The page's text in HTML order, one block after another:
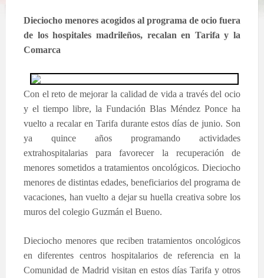
Dieciocho menores acogidos al programa de ocio fuera
de los hospitales madrileños, recalan en Tarifa y la
Comarca
Con el reto de mejorar la calidad de vida a través del ocio
y el tiempo libre, la Fundación Blas Méndez Ponce ha
vuelto a recalar en Tarifa durante estos días de junio. Son
ya quince años programando actividades
extrahospitalarias para favorecer la recuperación de
menores sometidos a tratamientos oncológicos. Dieciocho
menores de distintas edades, beneficiarios del programa de
vacaciones, han vuelto a dejar su huella creativa sobre los
muros del colegio Guzmán el Bueno.
Dieciocho menores que reciben tratamientos oncológicos
en diferentes centros hospitalarios de referencia en la
Comunidad de Madrid visitan en estos días Tarifa y otros